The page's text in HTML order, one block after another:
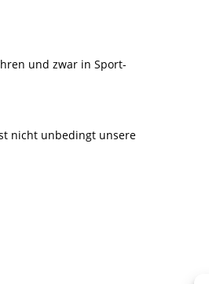
und zwar in Sport-
nicht unbedingt unsere